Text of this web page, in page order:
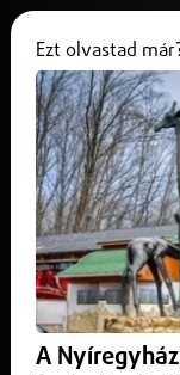
Ezt olvastad
A